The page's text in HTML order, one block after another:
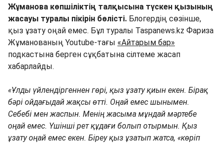
Жұманова көпшіліктің талқысына түскен қызының
жасауы туралы пікірін бөлісті. Блогердің сөзінше,
қыз ұзату оңай емес. Бұл туралы Taspanews.kz Фариза
Жұманованың Youtube-тағы «Айтарым бар»
подкастына берген сұқбатына сілтеме жасап
хабарлайды.
«Ұлды үйлендіргеннен гөрі, қыз ұзату қиын екен. Бірақ
бәрі ойдағыдай жақсы өтті. Оңай емес шынымен.
Себебі мен жаспын. Менің жасыма мұндай мәртебе
оңай емес. Үшінші рет құдағи болып отырмын. Қыз
ұзату оңай емес екен. Біреу қыз ұзатып жатса, «көріп